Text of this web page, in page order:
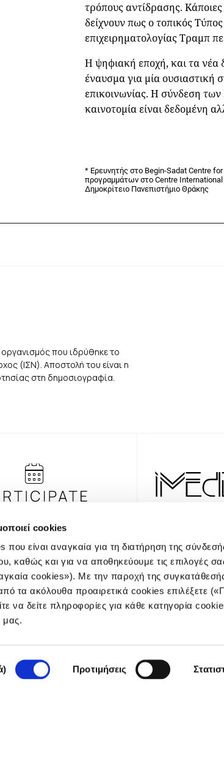
cookies
είναι αναγκαία για τη διατήρηση της
καθώς και για να αποθηκεύουμε τις επιλογές
cookies»). Με την παροχή της
τα ακόλουθα προαιρετικά cookies επιλέξετε
να δείτε πληροφορίες για κάθε κατηγορία
μας.
Προτιμήσεις
τρόπους αντίδρασης.
δείχνουν πως ο τοπικός
επιχειρηματολογίας Τραμπ
Η ψηφιακή εποχή, και τα νέα
έναυσμα για μία ουσιαστική
επικοινωνίας. Η σύνδεση
καινοτομία είναι δεδομένη
* Ερευνητής στο Begin-Sadat Centre
προγραμμάτων στο Centre
Δημοκρίτειο Πανεπιστήμιο Θράκης
που ιδρύθηκε το
(ΙΣΝ). Αποστολή του είναι η
στη δημοσιογραφία.